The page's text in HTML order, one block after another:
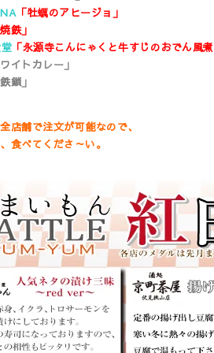
「牡蠣のアヒージョ」
鉄」
「永源寺こんにゃくと牛すじのおでん風
イトカレー」
鉄鎖」
店舗で注文が可能なので、
食べてくださ～い。